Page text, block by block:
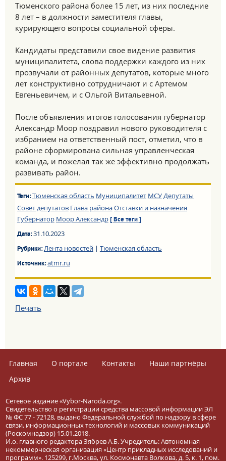
Тюменского района более 15 лет, из них последние
8 лет – в должности заместителя главы,
курирующего вопросы социальной сферы.
Кандидаты представили свое видение развития
муниципалитета, слова поддержки каждого из них
прозвучали от районных депутатов, которые много
лет конструктивно сотрудничают и с Артемом
Евгеньевичем, и с Ольгой Витальевной.
После объявления итогов голосования губернатор
Александр Моор поздравил нового руководителя с
избранием на ответственный пост, отметил, что в
районе сформирована сильная управленческая
команда, и пожелал так же эффективно продолжать
развивать район.
Теги:Тюменская область Муниципалитет МСУДепутаты
Совет депутатов Глава районаОтставки и назначения
Губернатор Моор Александр [ Все теги ]
Дата:31.10.2023
Рубрики:Лента новостей| Тюменская область
Источник:atmr.ru
Печать
Главная О портале Контакты
Наши партнёры
Архив
Сетевое издание «Vybor-Naroda.org».
Свидетельство о регистрации средства массовой информации ЭЛ
№ ФС 77 - 72128, выдано Федеральной службой по надзору в сфере
связи, информационных технологий и массовых коммуникаций
(Роскомнадзор) 15.01.2018.
И.о. главного редактора Зябрев А.Б. Учредитель: Автономная
некоммерческая организация «Центр прикладных исследований и
программ». 125299, г.Москва, ул. Космонавта Волкова, д. 5, к. 1, пом.